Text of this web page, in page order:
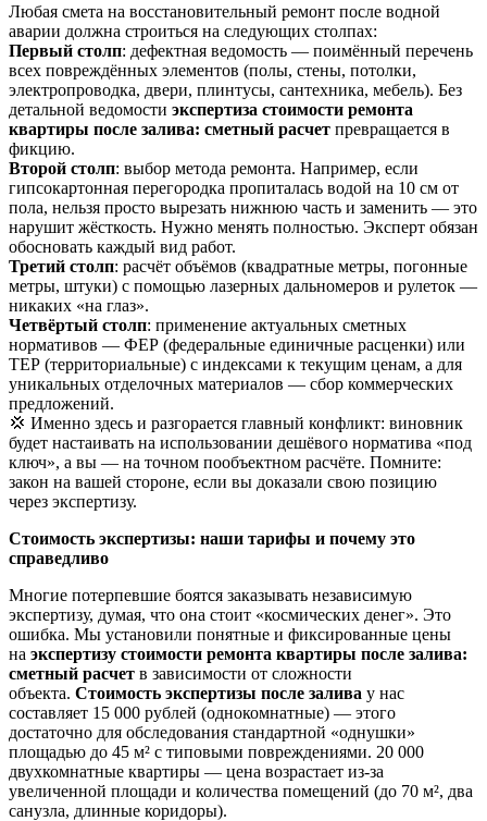
Любая смета на восстановительный ремонт после водной
аварии должна строиться на следующих столпах:
Первый столп: дефектная ведомость — поимённый перечень
всех повреждённых элементов (полы, стены, потолки,
электропроводка, двери, плинтусы, сантехника, мебель). Без
детальной ведомости экспертиза стоимости ремонта
квартиры после залива: сметный расчет превращается в
фикцию.
Второй столп: выбор метода ремонта. Например, если
гипсокартонная перегородка пропиталась водой на 10 см от
пола, нельзя просто вырезать нижнюю часть и заменить — это
нарушит жёсткость. Нужно менять полностью. Эксперт обязан
обосновать каждый вид работ.
Третий столп: расчёт объёмов (квадратные метры, погонные
метры, штуки) с помощью лазерных дальномеров и рулеток —
никаких «на глаз».
Четвёртый столп: применение актуальных сметных
нормативов — ФЕР (федеральные единичные расценки) или
ТЕР (территориальные) с индексами к текущим ценам, а для
уникальных отделочных материалов — сбор коммерческих
предложений.
💢 Именно здесь и разгорается главный конфликт: виновник
будет настаивать на использовании дешёвого норматива «под
ключ», а вы — на точном пообъектном расчёте. Помните:
закон на вашей стороне, если вы доказали свою позицию
через экспертизу.
Стоимость экспертизы: наши тарифы и почему это
справедливо
Многие потерпевшие боятся заказывать независимую
экспертизу, думая, что она стоит «космических денег». Это
ошибка. Мы установили понятные и фиксированные цены
на экспертизу стоимости ремонта квартиры после залива:
сметный расчет в зависимости от сложности
объекта. Стоимость экспертизы после залива у нас
составляет 15 000 рублей (однокомнатные) — этого
достаточно для обследования стандартной «однушки»
площадью до 45 м² с типовыми повреждениями. 20 000
двухкомнатные квартиры — цена возрастает из-за
увеличенной площади и количества помещений (до 70 м², два
санузла, длинные коридоры).